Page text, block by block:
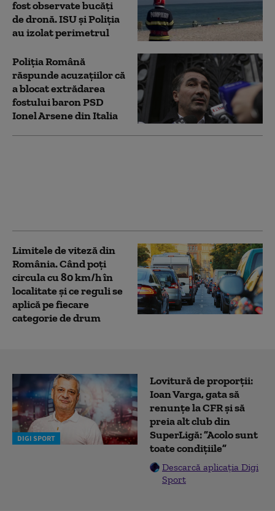
fost observate bucăți
de dronă. ISU și Poliția
au izolat perimetrul
Poliția Română
răspunde acuzațiilor că
a blocat extrădarea
fostului baron PSD
Ionel Arsene din Italia
Limitele de viteză din
România. Când poți
circula cu 80 km/h în
localitate și ce reguli se
aplică pe fiecare
categorie de drum
DIGI SPORT
Lovitură de proporții:
Ioan Varga, gata să
renunțe la CFR și să
preia alt club din
SuperLigă: ”Acolo sunt
toate condițiile”
Descarcă aplicația Digi
Sport